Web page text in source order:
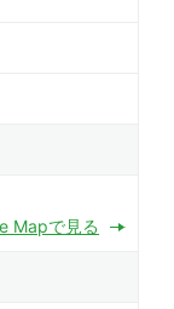
Mapで見る